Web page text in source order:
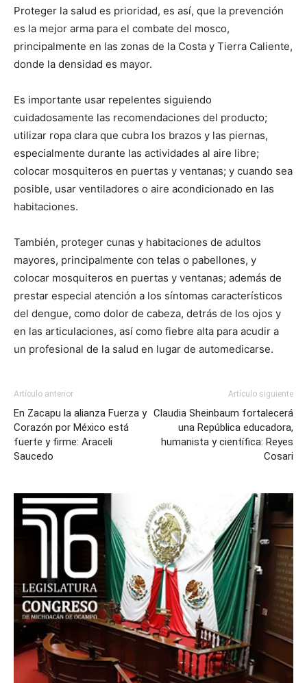
Proteger la salud es prioridad, es así, que la prevención
es la mejor arma para el combate del mosco,
principalmente en las zonas de la Costa y Tierra Caliente,
donde la densidad es mayor.
Es importante usar repelentes siguiendo
cuidadosamente las recomendaciones del producto;
utilizar ropa clara que cubra los brazos y las piernas,
especialmente durante las actividades al aire libre;
colocar mosquiteros en puertas y ventanas; y cuando sea
posible, usar ventiladores o aire acondicionado en las
habitaciones.
También, proteger cunas y habitaciones de adultos
mayores, principalmente con telas o pabellones, y
colocar mosquiteros en puertas y ventanas; además de
prestar especial atención a los síntomas característicos
del dengue, como dolor de cabeza, detrás de los ojos y
en las articulaciones, así como fiebre alta para acudir a
un profesional de la salud en lugar de automedicarse.
Artículo anterior
En Zacapu la alianza Fuerza y
Corazón por México está
fuerte y firme: Araceli
Saucedo
Artículo siguiente
Claudia Sheinbaum fortalecerá
una República educadora,
humanista y científica: Reyes
Cosari